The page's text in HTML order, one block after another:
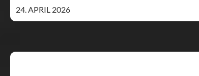
24. APRIL 2026